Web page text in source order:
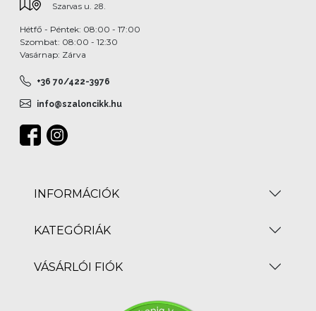
Szarvas u. 28.
Hétfő - Péntek: 08:00 - 17:00
Szombat: 08:00 - 12:30
Vasárnap: Zárva
+36 70/422-3976
info@szaloncikk.hu
INFORMÁCIÓK
KATEGÓRIÁK
VÁSÁRLÓI FIÓK